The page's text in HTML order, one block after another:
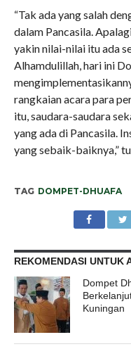
“Tak ada yang salah
dalam Pancasila.
yakin nilai-nilai itu ada
Alhamdulillah, hari ini
rangkaian acara para
itu, saudara-saudara
yang ada di Pancasila.
yang sebaik-baiknya,”
TAG DOMPET-DHUAFA
REKOMENDASI UNTUK
Dompet
Kuningan